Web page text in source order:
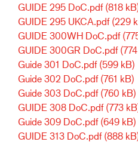
GUIDE 295 DoC.pdf (818
GUIDE 295 UKCA.pdf (229
GUIDE 300WH DoC.pdf
GUIDE 300GR DoC.pdf
Guide 301 DoC.pdf (599 kB)
Guide 302 DoC.pdf (761 kB)
Guide 303 DoC.pdf (760 kB)
GUIDE 308 DoC.pdf (773
Guide 309 DoC.pdf (649 kB)
GUIDE 313 DoC.pdf (888